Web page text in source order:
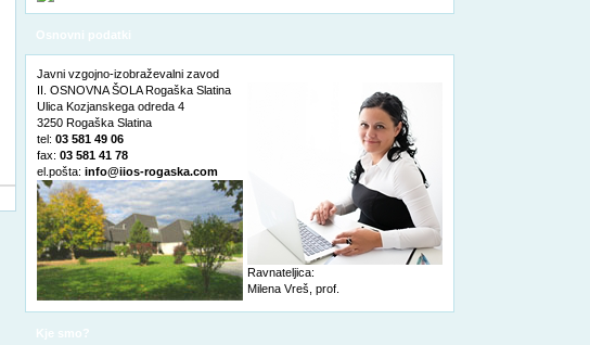
Osnovni podatki
Javni vzgojno-izobraževalni zavod
II. OSNOVNA ŠOLA Rogaška Slatina
Ulica Kozjanskega odreda 4
3250 Rogaška Slatina
tel: 03 581 49 06
fax: 03 581 41 78
el.pošta: info@iios-rogaska.com
Ravnateljica:
Milena Vreš, prof.
Kje smo?